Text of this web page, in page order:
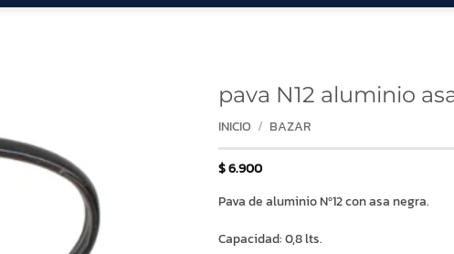
pava N12 aluminio
INICIO / BAZAR
$6.900
Pava de aluminio Nº12 con asa negra.
Capacidad: 0,8 lts.